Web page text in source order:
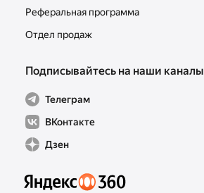
Реферальная программа
Отдел продаж
Подписывайтесь на наши каналы
Телеграм
ВКонтакте
Дзен